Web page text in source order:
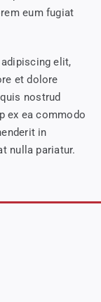
eum fugiat
elit,
et dolore
nostrud
ex ea commodo
in
nulla pariatur.